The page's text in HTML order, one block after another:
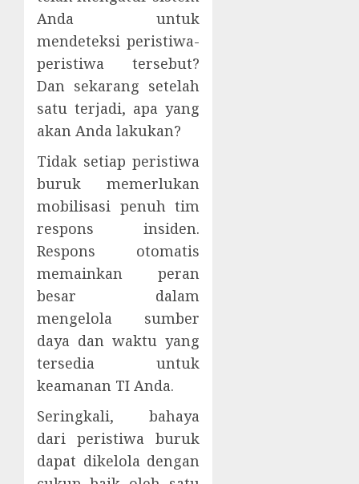
Anda untuk
mendeteksi peristiwa-
peristiwa tersebut?
Dan sekarang setelah
satu terjadi, apa yang
akan Anda lakukan?
Tidak setiap peristiwa
buruk memerlukan
mobilisasi penuh tim
respons insiden.
Respons otomatis
memainkan peran
besar dalam
mengelola sumber
daya dan waktu yang
tersedia untuk
keamanan TI Anda.
Seringkali, bahaya
dari peristiwa buruk
dapat dikelola dengan